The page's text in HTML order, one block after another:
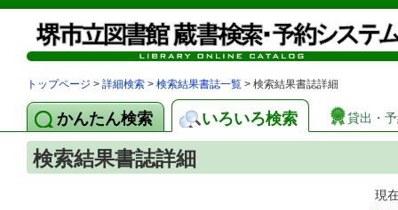
トップページ > 詳細検索 > 検索結果書誌一覧 > 検索結果書誌詳細
かんたん検索 いろいろ検索 貸出・
検索結果書誌詳細
現